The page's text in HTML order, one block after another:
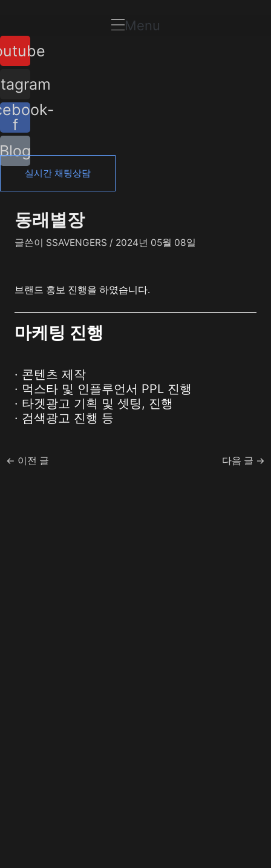
츠
로
건
너
뛰
기
Menu
f
Blog
실시간 채팅상담
동래별장
글쓴이 SSAVENGERS / 2024년 05월 08일
브랜드 홍보 진행을 하였습니다.
마케팅 진행
· 콘텐츠 제작
· 먹스타 및 인플루언서 PPL 진행
· 타겟광고 기획 및 셋팅, 진행
· 검색광고 진행 등
트
탐
색
← 이전 글 다음 글 →